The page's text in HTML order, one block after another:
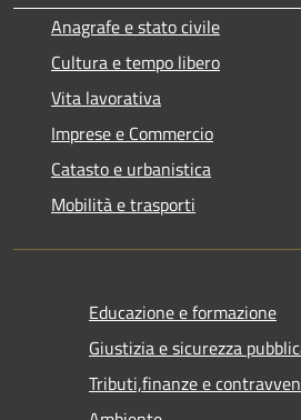
Anagrafe e stato civile
Cultura e tempo libero
Vita lavorativa
Imprese e Commercio
Catasto e urbanistica
Mobilità e trasporti
Educazione e formazione
Giustizia e sicurezza
Tributi,finanze e